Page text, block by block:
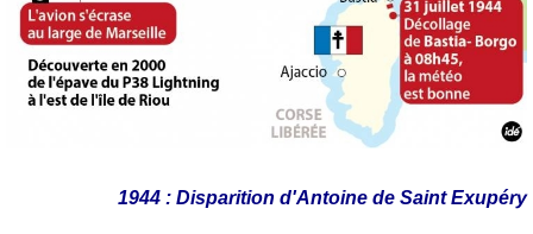
1944 : Disparition d'Antoine de Saint Exupéry